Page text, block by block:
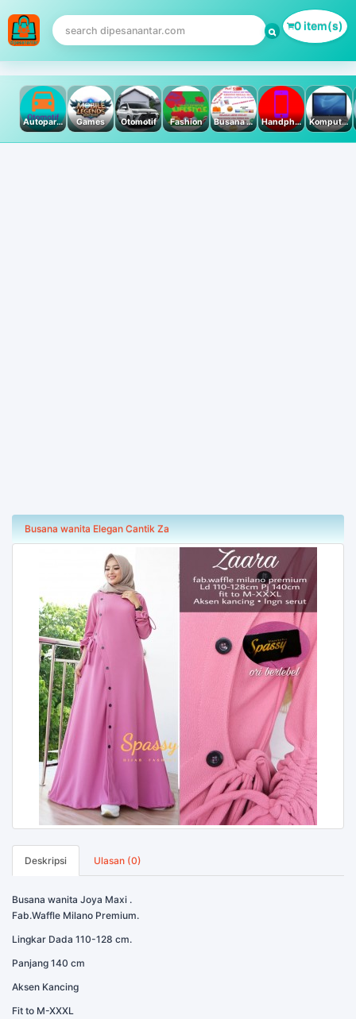
0 item(s)
Autoparts Games Otomotif Fashion Busana Muslim Handphone & Tablet Komputer PC & Laptop
Busana wanita Elegan Cantik Za
Deskripsi Ulasan (0)
Busana wanita Joya Maxi .
Fab.Waffle Milano Premium.
Lingkar Dada 110-128 cm.
Panjang 140 cm
Aksen Kancing
Fit to M-XXXL